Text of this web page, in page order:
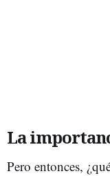
La
Pero entonces,